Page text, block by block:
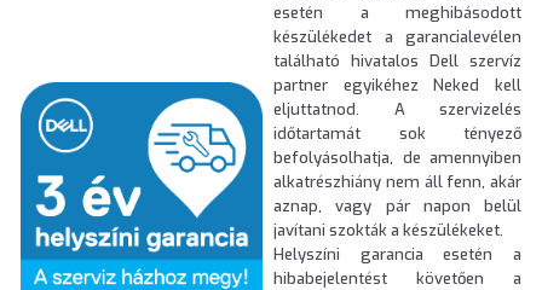
esetén a meghibásodott
készülékedet a garancialevélen
található hivatalos Dell szervíz
partner egyikéhez Neked kell
eljuttatnod. A szervizelés
időtartamát sok tényező
befolyásolhatja, de amennyiben
alkatrészhiány nem áll fenn, akár
aznap, vagy pár napon belül
javítani szokták a készülékeket.
Helyszíni garancia esetén a
hibabejelentést követően a